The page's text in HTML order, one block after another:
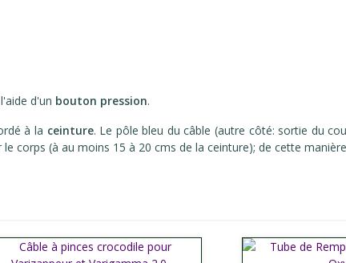
d'un bouton pression.
à la ceinture. Le pôle bleu du câble (autre côté: sortie du
le corps (à au moins 15 à 20 cms de la ceinture); de cette